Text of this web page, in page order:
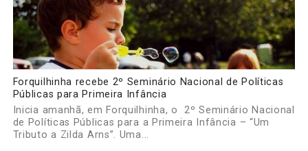
Forquilhinha recebe 2º Seminário Nacional de Políticas
Públicas para Primeira Infância
Inicia amanhã, em Forquilhinha, o 2º Seminário Nacional
de Políticas Públicas para a Primeira Infância – “Um
Tributo a Zilda Arns”. Uma...